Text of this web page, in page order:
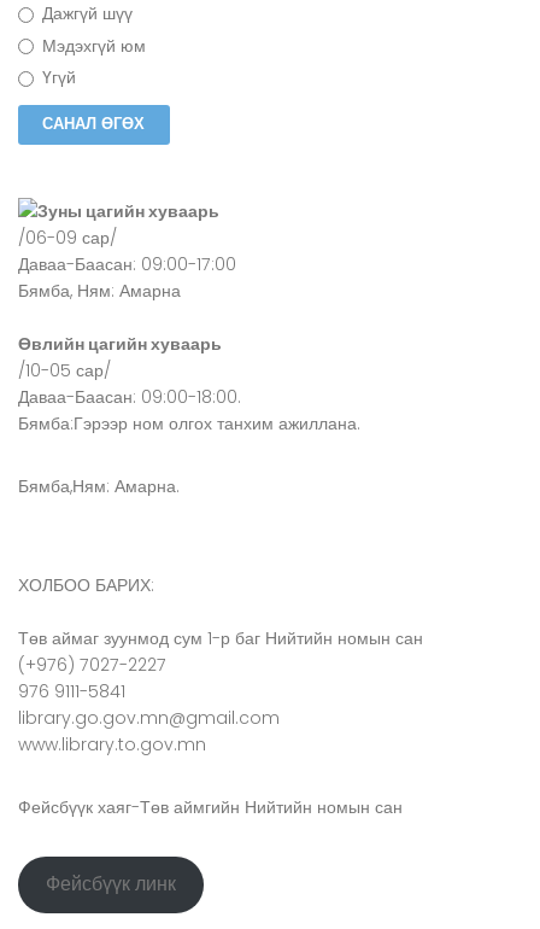
Дажгүй шүү
Мэдэхгүй юм
Үгүй
Зуны цагийн хуваарь
/06-09 сар/
Даваа-Баасан: 09:00-17:00
Бямба, Ням: Амарна
Өвлийн цагийн хуваарь
/10-05 сар/
Даваа-Баасан: 09:00-18:00.
Бямба:Гэрээр ном олгох танхим ажиллана.
Бямба,Ням: Амарна.
ХОЛБОО БАРИХ:
Төв аймаг зуунмод сум 1-р баг Нийтийн номын сан
(+976) 7027-2227
976 9111-5841
library.go.gov.mn@gmail.com
www.library.to.gov.mn
Фейсбүүк хаяг-Төв аймгийн Нийтийн номын сан
Фейсбүүк линк